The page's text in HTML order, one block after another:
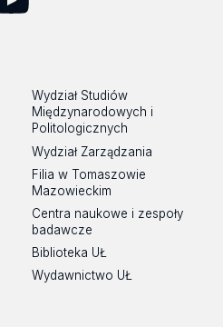
Wydział Studiów
Międzynarodowych i
Politologicznych
Wydział Zarządzania
Filia w Tomaszowie
Mazowieckim
Centra naukowe i zespoły
badawcze
Biblioteka UŁ
Wydawnictwo UŁ